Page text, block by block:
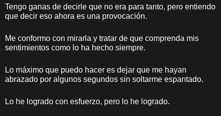
Tengo ganas de decirle que no era para tanto, pero entiendo
que decir eso ahora es una provocación.
Me conformo con mirarla y tratar de que comprenda mis
sentimientos como lo ha hecho siempre.
Lo máximo que puedo hacer es dejar que me hayan
abrazado por algunos segundos sin soltarme espantado.
Lo he logrado con esfuerzo, pero lo he logrado.